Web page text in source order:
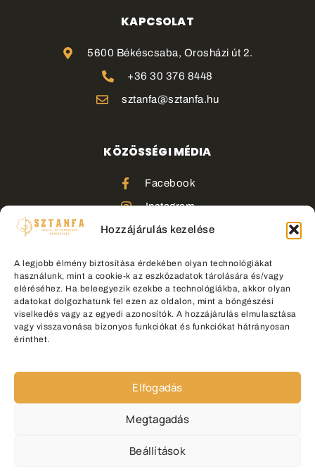
Hozzájárulás kezelése
A legjobb élmény biztosítása érdekében olyan technológiákat
használunk, mint a cookie-k az eszközadatok tárolására és/vagy
eléréséhez. Ha beleegyezik ezekbe a technológiákba, akkor olyan
adatokat dolgozhatunk fel ezen az oldalon, mint a böngészési
viselkedés vagy az egyedi azonosítók. A hozzájárulás elmulasztása
vagy visszavonása bizonyos funkciókat és funkciókat hátrányosan
érinthet.
Elfogadás
Megtagadás
Beállítások
KAPCSOLAT
5600 Békéscsaba, Orosházi út 2.
+36 30 376 8448
sztanfa@sztanfa.hu
KÖZÖSSÉGI MÉDIA
Facebook
Instagram
TikTok
Sztanfa Minden jog fenntartva.